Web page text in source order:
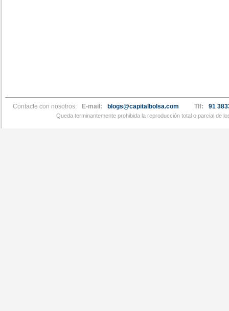
Contacte con nosotros: E-mail: blogs@capitalbolsa.com Tlf: 91
Queda terminantemente prohibida la reproducción total o parcial de